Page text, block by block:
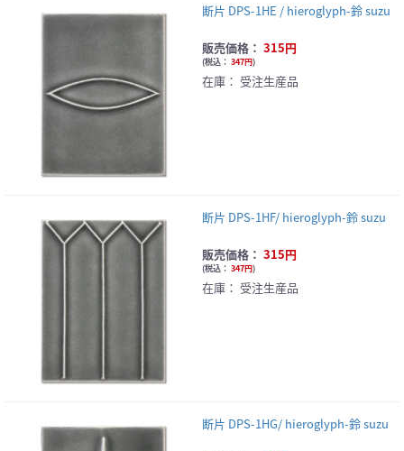
断片 DPS-1HE / hieroglyph-鈴 suzu
販売価格： 315円
(税込： 347円)
在庫： 受注生産品
断片 DPS-1HF/ hieroglyph-鈴 suzu
販売価格： 315円
(税込： 347円)
在庫： 受注生産品
断片 DPS-1HG/ hieroglyph-鈴 suzu